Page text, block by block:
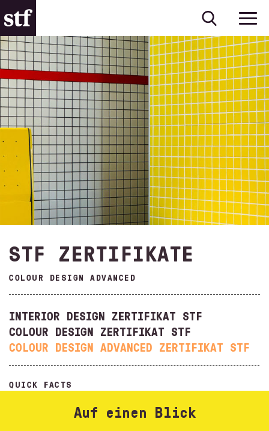
STF ZERTIFIKATE
COLOUR DESIGN ADVANCED
INTERIOR DESIGN ZERTIFIKAT STF
COLOUR DESIGN ZERTIFIKAT STF
COLOUR DESIGN ADVANCED ZERTIFIKAT STF
QUICK FACTS
Auf einen Blick